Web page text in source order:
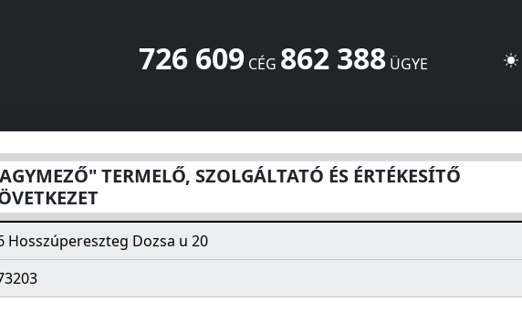
726 609CÉG 862 388ÜGYE
SZOLGÁLTATÓ ÉS ÉRTÉKESÍTŐ SZÖVETKEZETDozsa u 20
TERMELŐ, SZOLGÁLTATÓ ÉS ÉRTÉKESÍTŐ
Hosszúpereszteg Dozsa u 20